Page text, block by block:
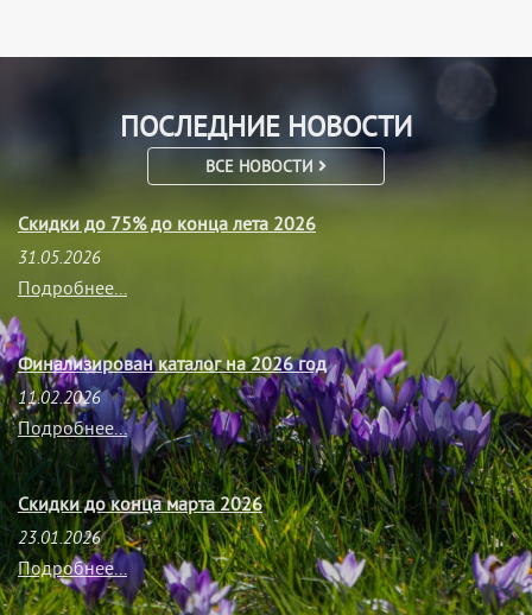
ПОСЛЕДНИЕ НОВОСТИ
ВСЕ НОВОСТИ
Скидки до 75% до конца лета 2026
31.05.2026
Подробнее...
Финализирован каталог на 2026 год
11.02.2026
Подробнее...
Скидки до конца марта 2026
23.01.2026
Подробнее...